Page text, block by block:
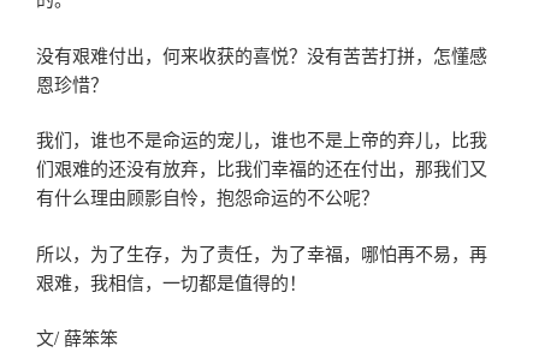
没有艰难付出，何来收获的喜悦？没有苦苦打拼，怎懂感
恩珍惜？
我们，谁也不是命运的宠儿，谁也不是上帝的弃儿，比我
们艰难的还没有放弃，比我们幸福的还在付出，那我们又
有什么理由顾影自怜，抱怨命运的不公呢？
所以，为了生存，为了责任，为了幸福，哪怕再不易，再
艰难，我相信，一切都是值得的！
文/ 薛笨笨